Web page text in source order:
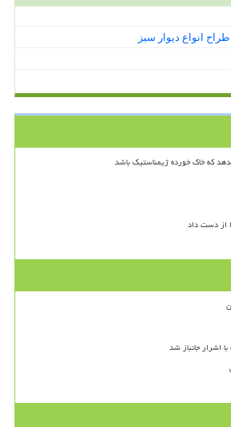
انواع دیوار سبز
که خاک خورده ژیمناستیک باشد
از دست داد
اشرار جانباز شد